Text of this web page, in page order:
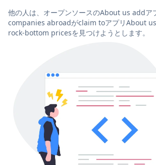
他の人は、オープンソースのAbout us addア
companies abroadがclaim toアプリAbout
rock-bottom pricesを見つけようとします。